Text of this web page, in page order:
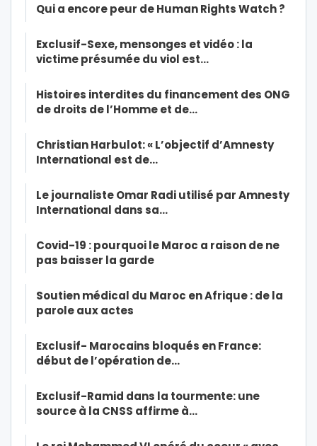
Qui a encore peur de Human Rights Watch ?
Exclusif-Sexe, mensonges et vidéo : la
victime présumée du viol est…
Histoires interdites du financement des ONG
de droits de l’Homme et de…
Christian Harbulot: « L’objectif d’Amnesty
International est de…
Le journaliste Omar Radi utilisé par Amnesty
International dans sa…
Covid-19 : pourquoi le Maroc a raison de ne
pas baisser la garde
Soutien médical du Maroc en Afrique : de la
parole aux actes
Exclusif- Marocains bloqués en France:
début de l’opération de…
Exclusif-Ramid dans la tourmente: une
source à la CNSS affirme à…